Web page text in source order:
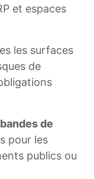
et espaces
les surfaces
de
bandes de
pour les
publics ou